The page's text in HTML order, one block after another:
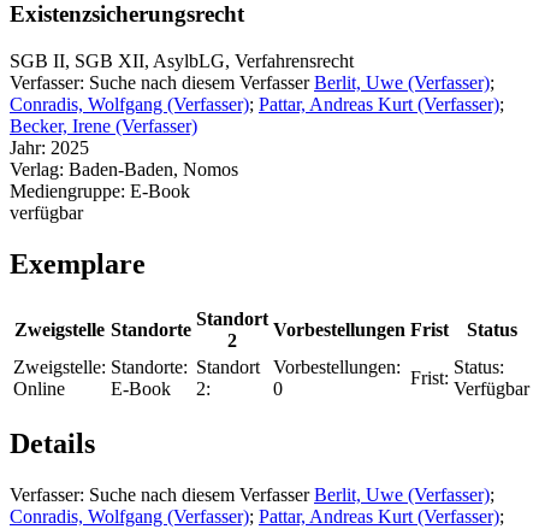
Existenzsicherungsrecht
SGB II, SGB XII, AsylbLG, Verfahrensrecht
Verfasser: Suche nach diesem Verfasser Berlit, Uwe (Verfasser);
Conradis, Wolfgang (Verfasser); Pattar, Andreas Kurt (Verfasser);
Becker, Irene (Verfasser)
Jahr: 2025
Verlag: Baden-Baden, Nomos
Mediengruppe: E-Book
verfügbar
Exemplare
Zweigstelle Standorte
Standort
2
Vorbestellungen Frist
Status
Zweigstelle:
Online
Standorte:
E-Book
Standort
2:
Vorbestellungen:
0
Frist:
Status:
Verfügbar
Details
Verfasser: Suche nach diesem Verfasser Berlit, Uwe (Verfasser);
Conradis, Wolfgang (Verfasser); Pattar, Andreas Kurt (Verfasser);